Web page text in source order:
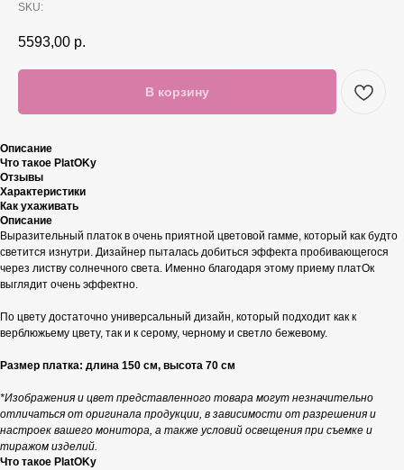
SKU:
5593,00 р.
В корзину
Описание
Что такое PlatOKy
Отзывы
Характеристики
Как ухаживать
Описание
Выразительный платок в очень приятной цветовой гамме, который как будто
светится изнутри. Дизайнер пыталась добиться эффекта пробивающегося
через листву солнечного света. Именно благодаря этому приему платОк
выглядит очень эффектно.
По цвету достаточно универсальный дизайн, который подходит как к
верблюжьему цвету, так и к серому, черному и светло бежевому.
Размер платка: длина 150 см, высота 70 см
*Изображения и цвет представленного товара могут незначительно
отличаться от оригинала продукции, в зависимости от разрешения и
настроек вашего монитора, а также условий освещения при съемке и
тиражом изделий.
Что такое PlatOKy